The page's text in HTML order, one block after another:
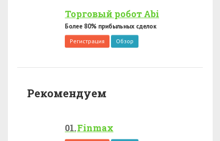
Торговый робот Abi
Более 80% прибыльных сделок
Регистрация Обзор
Рекомендуем
Finmax